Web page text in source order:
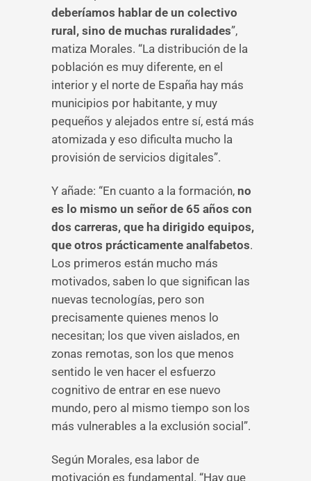
deberíamos hablar de un colectivo
rural, sino de muchas ruralidades”,
matiza Morales. “La distribución de la
población es muy diferente, en el
interior y el norte de España hay más
municipios por habitante, y muy
pequeños y alejados entre sí, está más
atomizada y eso dificulta mucho la
provisión de servicios digitales”.
Y añade: “En cuanto a la formación, no
es lo mismo un señor de 65 años con
dos carreras, que ha dirigido equipos,
que otros prácticamente analfabetos.
Los primeros están mucho más
motivados, saben lo que significan las
nuevas tecnologías, pero son
precisamente quienes menos lo
necesitan; los que viven aislados, en
zonas remotas, son los que menos
sentido le ven hacer el esfuerzo
cognitivo de entrar en ese nuevo
mundo, pero al mismo tiempo son los
más vulnerables a la exclusión social”.
Según Morales, esa labor de
motivación es fundamental. “Hay que